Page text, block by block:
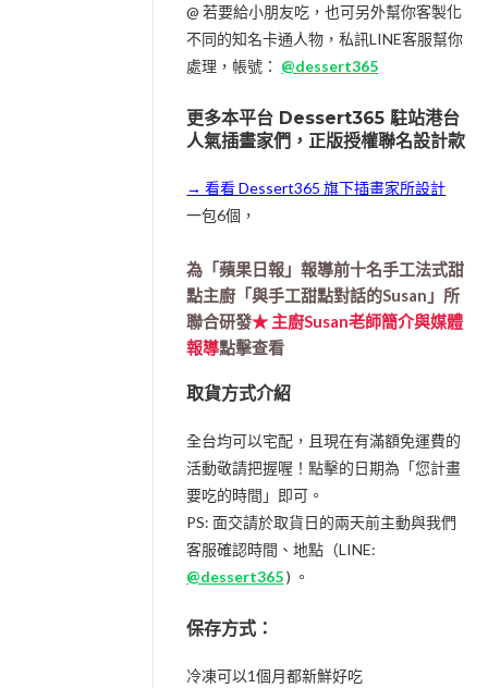
@ 若要給小朋友吃，也可另外幫你客製化
不同的知名卡通人物，私訊LINE客服幫你
處理，帳號： @dessert365
更多本平台 Dessert365 駐站港台
人氣插畫家們，正版授權聯名設計款
→ 看看 Dessert365 旗下插畫家所設計
一包6個，
為「蘋果日報」報導前十名手工法式甜
點主廚「與手工甜點對話的Susan」所
聯合研發★ 主廚Susan老師簡介與媒體
報導點擊查看
取貨方式介紹
全台均可以宅配，且現在有滿額免運費的
活動敬請把握喔！點擊的日期為「您計畫
要吃的時間」即可。
PS: 面交請於取貨日的兩天前主動與我們
客服確認時間、地點（LINE:
@dessert365) 。
保存方式：
冷凍可以1個月都新鮮好吃